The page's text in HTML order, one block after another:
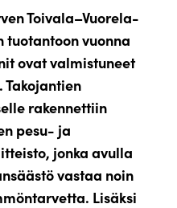
Toivala–Vuorela-
tuotantoon vuonna
ovat valmistuneet
Takojantien
rakennettiin
pesu- ja
jonka avulla
vastaa noin
Lisäksi